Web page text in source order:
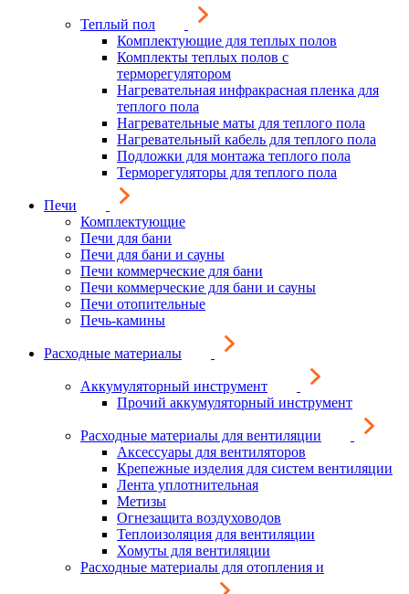
Теплый пол
Комплектующие для теплых полов
Комплекты теплых полов с
терморегулятором
Нагревательная инфракрасная пленка для
теплого пола
Нагревательные маты для теплого пола
Нагревательный кабель для теплого пола
Подложки для монтажа теплого пола
Терморегуляторы для теплого пола
Печи
Комплектующие
Печи для бани
Печи для бани и сауны
Печи коммерческие для бани
Печи коммерческие для бани и сауны
Печи отопительные
Печь-камины
Расходные материалы
Аккумуляторный инструмент
Прочий аккумуляторный инструмент
Расходные материалы для вентиляции
Аксессуары для вентиляторов
Крепежные изделия для систем вентиляции
Лента уплотнительная
Метизы
Огнезащита воздуховодов
Теплоизоляция для вентиляции
Хомуты для вентиляции
Расходные материалы для отопления и